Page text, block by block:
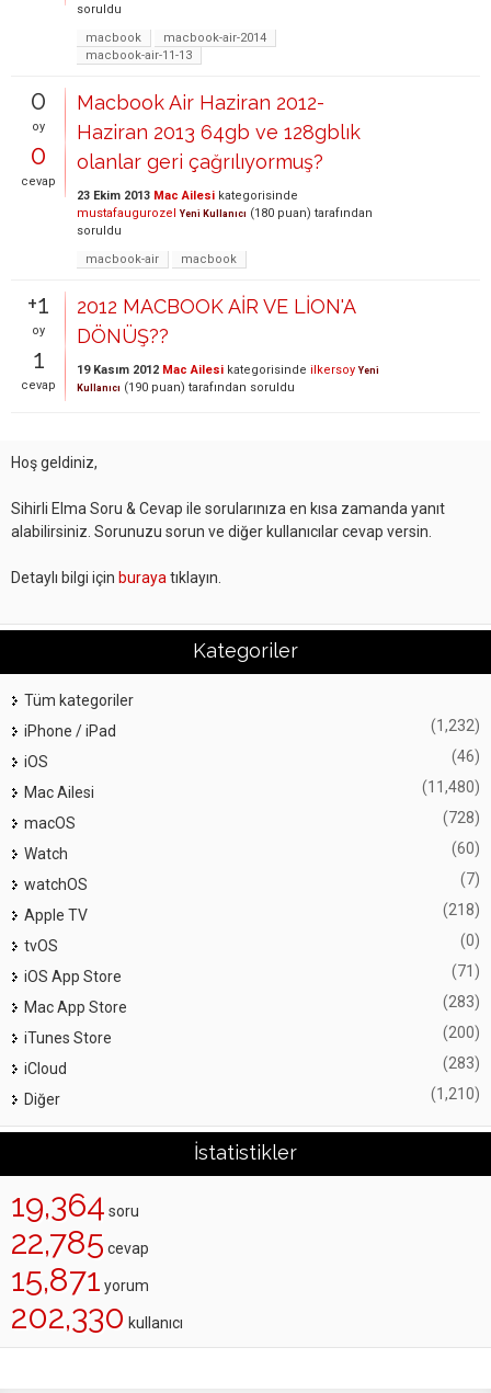
soruldu
macbook
macbook-air-2014
macbook-air-11-13
0
oy
0
cevap
Macbook Air Haziran 2012-
Haziran 2013 64gb ve 128gblık
olanlar geri çağrılıyormuş?
23 Ekim 2013 Mac Ailesi kategorisinde
mustafaugurozel Yeni Kullanıcı (180 puan) tarafından
soruldu
macbook-air
macbook
+1
oy
1
cevap
2012 MACBOOK AİR VE LİON'A
DÖNÜŞ??
19 Kasım 2012 Mac Ailesi kategorisinde ilkersoy Yeni
Kullanıcı (190 puan) tarafından soruldu
Hoş geldiniz,
Sihirli Elma Soru & Cevap ile sorularınıza en kısa zamanda yanıt
alabilirsiniz. Sorunuzu sorun ve diğer kullanıcılar cevap versin.
Detaylı bilgi için buraya tıklayın.
Kategoriler
Tüm kategoriler
iPhone / iPad
(1,232)
iOS (46)
Mac Ailesi (11,480)
macOS (728)
Watch (60)
watchOS (7)
Apple TV (218)
tvOS (0)
iOS App Store (71)
Mac App Store (283)
iTunes Store (200)
iCloud (283)
Diğer (1,210)
İstatistikler
19,364 soru
22,785 cevap
15,871 yorum
202,330 kullanıcı